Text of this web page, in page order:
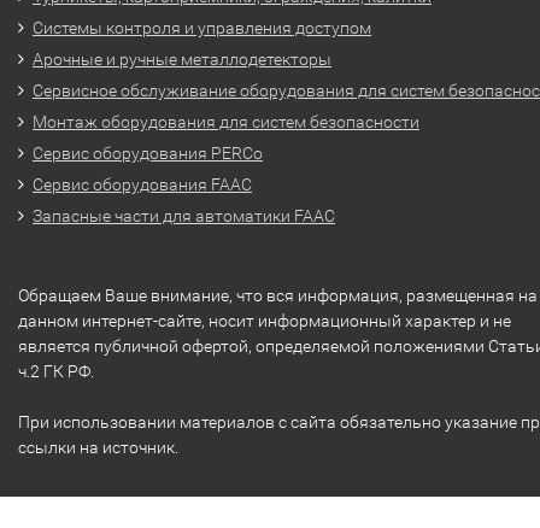
Системы контроля и управления доступом
Арочные и ручные металлодетекторы
Сервисное обслуживание оборудования для систем
Монтаж оборудования для систем безопасности
Сервис оборудования PERCo
Сервис оборудования FAAC
Запасные части для автоматики FAAC
Обращаем Ваше внимание, что вся информация, размещенная на
данном интернет-сайте, носит информационный характер и не
является публичной офертой, определяемой положениями
ч.2 ГК РФ.
При использовании материалов с сайта обязательно указание
ссылки на источник.